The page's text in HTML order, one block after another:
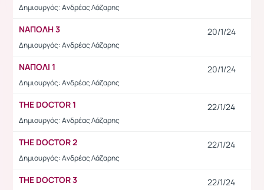
Δημιουργός: Ανδρέας Λάζαρης
ΝΑΠΟΛΗ 3
Δημιουργός: Ανδρέας Λάζαρης
20/1/24
ΝΑΠΟΛΙ 1
Δημιουργός: Ανδρέας Λάζαρης
20/1/24
THE DOCTOR 1
Δημιουργός: Ανδρέας Λάζαρης
22/1/24
THE DOCTOR 2
Δημιουργός: Ανδρέας Λάζαρης
22/1/24
THE DOCTOR 3 22/1/24